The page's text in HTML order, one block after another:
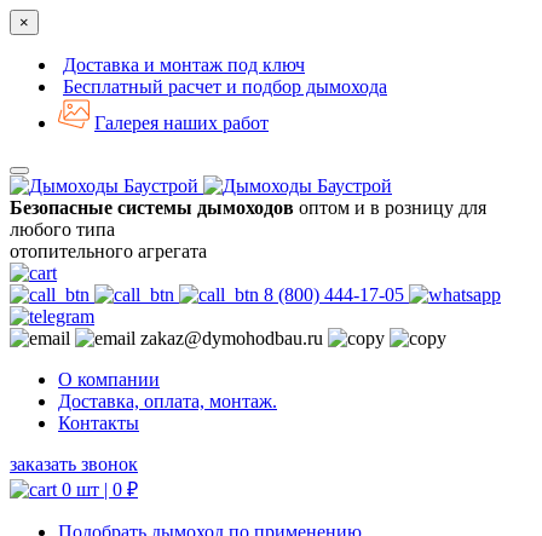
×
Доставка и монтаж под ключ
Бесплатный расчет и подбор дымохода
Галерея наших работ
Безопасные системы дымоходов оптом и в розницу для
любого типа
отопительного агрегата
8 (800) 444-17-05
zakaz@dymohodbau.ru
О компании
Доставка, оплата, монтаж.
Контакты
заказать звонок
0 шт | 0 ₽
Подобрать дымоход по применению